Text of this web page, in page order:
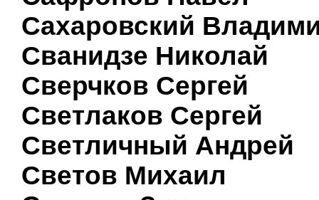
Сахаровский
Сванидзе Николай
Сверчков Сергей
Светлаков Сергей
Светличный Андрей
Светов Михаил